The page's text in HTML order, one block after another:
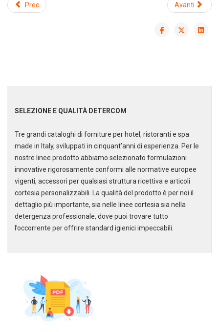
DEDICACIUN ALTRO SECONDO
Puoi facilmente conoscere tutti i
nostri prodotti
scaricando i cataloghi in PDF.
CLICCA SULLE IMMAGINI
SELEZIONE E QUALITÀ DETERCOM
Tre grandi cataloghi di forniture per hotel, ristoranti e spa
made in Italy, sviluppati in cinquant’anni di esperienza. Per le
nostre linee prodotto abbiamo selezionato formulazioni
innovative rigorosamente conformi alle normative europee
vigenti, accessori per qualsiasi struttura ricettiva e articoli
cortesia personalizzabili. La qualità del prodotto è per noi il
dettaglio più importante, sia nelle linee cortesia sia nella
detergenza professionale, dove puoi trovare tutto
l’occorrente per offrire standard igienici impeccabili.
Prec Avanti